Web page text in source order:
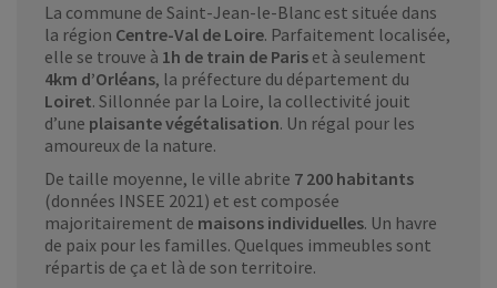
La commune de Saint-Jean-le-Blanc est située dans
la région Centre-Val de Loire. Parfaitement localisée,
elle se trouve à 1h de train de Paris et à seulement
4km d’Orléans, la préfecture du département du
Loiret. Sillonnée par la Loire, la collectivité jouit
d’une plaisante végétalisation. Un régal pour les
amoureux de la nature.
De taille moyenne, le ville abrite 7 200 habitants
(données INSEE 2021) et est composée
majoritairement de maisons individuelles. Un havre
de paix pour les familles. Quelques immeubles sont
répartis de ça et là de son territoire.